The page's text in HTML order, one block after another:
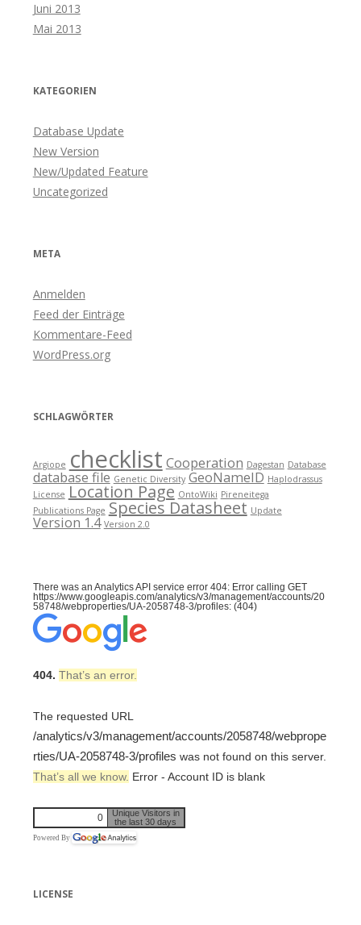
Juni 2013
Mai 2013
KATEGORIEN
Database Update
New Version
New/Updated Feature
Uncategorized
META
Anmelden
Feed der Einträge
Kommentare-Feed
WordPress.org
SCHLAGWÖRTER
Argiope checklist Cooperation Dagestan Database
database file Genetic Diversity GeoNameID Haplodrassus
License Location Page OntoWiki Pireneitega
Publications Page Species Datasheet Update
Version 1.4 Version 2.0
There was an Analytics API service error 404: Error calling GET
https://www.googleapis.com/analytics/v3/management/accounts/20
58748/webproperties/UA-2058748-3/profiles: (404)
404. That’s an error.
The requested URL
/analytics/v3/management/accounts/2058748/webprope
rties/UA-2058748-3/profiles was not found on this server.
That’s all we know. Error - Account ID is blank
0
Unique Visitors in
the last 30 days
Powered By
LICENSE